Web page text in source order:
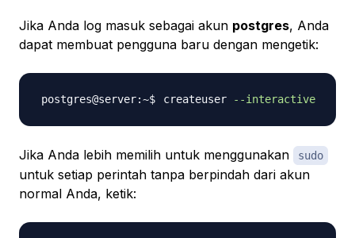
Jika Anda log masuk sebagai akun postgres, Anda
dapat membuat pengguna baru dengan mengetik:
createuser --interactive
Jika Anda lebih memilih untuk menggunakan sudo
untuk setiap perintah tanpa berpindah dari akun
normal Anda, ketik: